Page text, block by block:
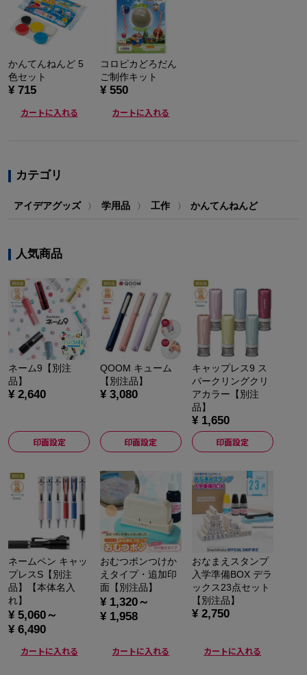
かんてんねんど 5
色セット
¥ 715
カートに入れる
コロピカどろだん
ご制作キット
¥ 550
カートに入れる
カテゴリ
アイデアグッズ 〉 学用品 〉 工作 〉 かんてんねんど
人気商品
ネーム9【別注
品】
¥ 2,640
印面設定
QOOM キューム
【別注品】
¥ 3,080
印面設定
キャップレス9 ス
パークリングクリ
アカラー【別注
品】
¥ 1,650
印面設定
ネームペン キャッ
プレスS【別注
品】【本体名入
れ】
¥ 5,060～
¥ 6,490
カートに入れる
おむつポンつけか
えタイプ・追加印
面【別注品】
¥ 1,320～
¥ 1,958
カートに入れる
おなまえスタンプ
入学準備BOX デラ
ックス23点セット
【別注品】
¥ 2,750
カートに入れる